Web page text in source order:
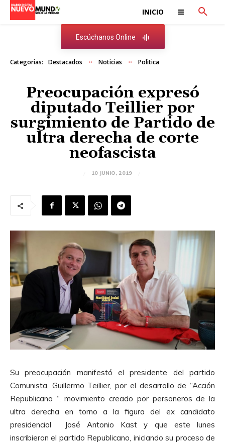
INICIO
Escúchanos Online
Categorias: Destacados Noticias Politica
Preocupación expresó
diputado Teillier por
surgimiento de Partido de
ultra derecha de corte
neofascista
10 JUNIO, 2019
Su preocupación manifestó el presidente del partido
Comunista, Guillermo Teillier, por el desarrollo de “Acción
Republicana “, movimiento creado por personeros de la
ultra derecha en torno a la figura del ex candidato
presidencial José Antonio Kast y que este lunes
inscribieron el partido Republicano, iniciando su proceso de